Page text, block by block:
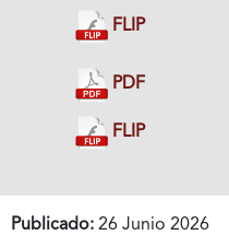
FLIP
PDF
FLIP
Publicado: 26 Junio 2026